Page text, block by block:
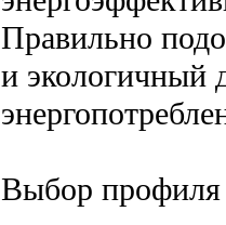
Правильно
и экологичный
Выбор профиля